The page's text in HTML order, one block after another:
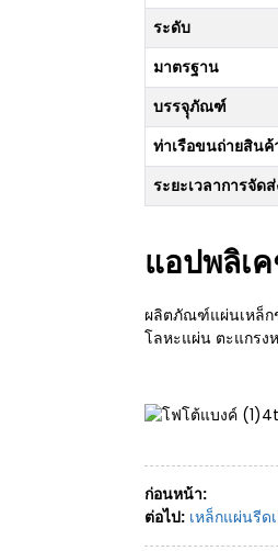
ระดับ
มาตรฐาน
บรรจุุภัณฑ์
ท่าเรือขนถ่ายสินค้
ระยะเวลาการจัด
แอปพลิเ
ผลิตภัณฑ์แผ่นเหล็ก
โลหะแผ่น ตะแกรง
ก่อนหน้า:
ต่อไป: เหล็กแผ่นรีด